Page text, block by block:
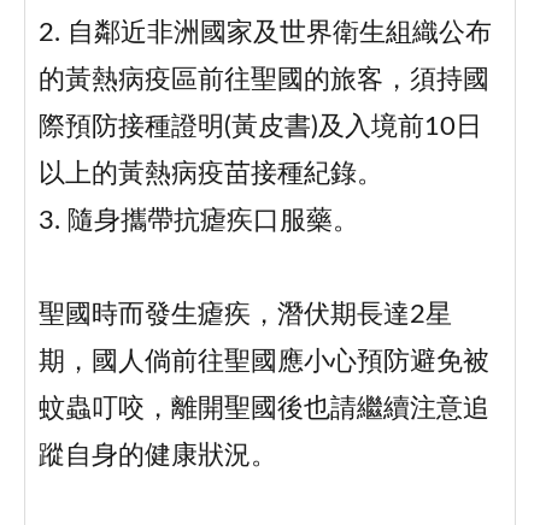
2. 自鄰近非洲國家及世界衛生組織公布
的黃熱病疫區前往聖國的旅客，須持國
際預防接種證明(黃皮書)及入境前10日
以上的黃熱病疫苗接種紀錄。
3. 隨身攜帶抗瘧疾口服藥。
聖國時而發生瘧疾，潛伏期長達2星
期，國人倘前往聖國應小心預防避免被
蚊蟲叮咬，離開聖國後也請繼續注意追
蹤自身的健康狀況。